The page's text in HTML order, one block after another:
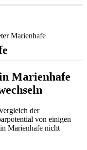
Marienhafe
Marienhafe
der
von einigen
in Marienhafe nicht